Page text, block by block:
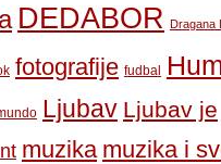
DEDABOR Dragana
fotografije fudbal
Ljubav Ljubav je
muzika muzika i